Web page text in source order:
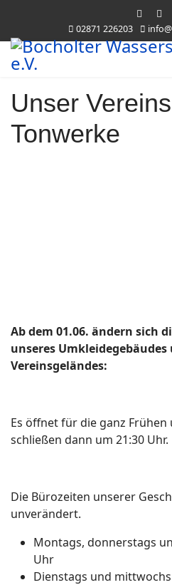
02871 226203
Unser
Tonwerke
Ab dem 01.06. ändern sich
unseres Umkleidegebäudes
Vereinsgeländes:
Es öffnet für die ganz Frühen
schließen dann um 21:30 Uhr.
Die Bürozeiten unserer
unverändert.
Montags, donnerstags
Uhr
Dienstags und